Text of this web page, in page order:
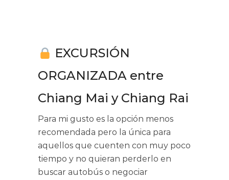
EXCURSIÓN
ORGANIZADA entre
Chiang Mai y Chiang Rai
Para mi gusto es la opción menos
recomendada pero la única para
aquellos que cuenten con muy poco
tiempo y no quieran perderlo en
buscar autobús o negociar